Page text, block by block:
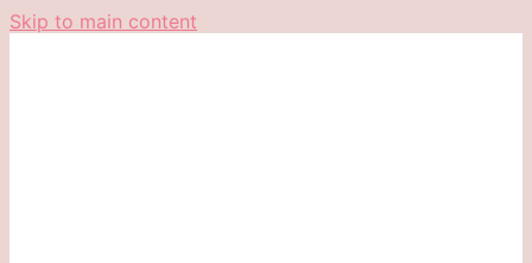
Skip to main content